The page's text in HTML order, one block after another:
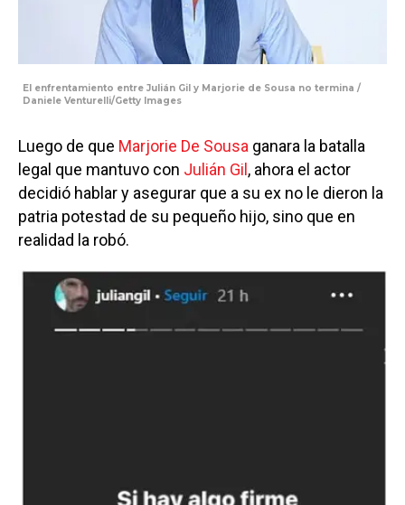
El enfrentamiento entre Julián Gil y Marjorie de Sousa no termina /
Daniele Venturelli/Getty Images
Luego de que Marjorie De Sousa ganara la batalla
legal que mantuvo con Julián Gil, ahora el actor
decidió hablar y asegurar que a su ex no le dieron la
patria potestad de su pequeño hijo, sino que en
realidad la robó.